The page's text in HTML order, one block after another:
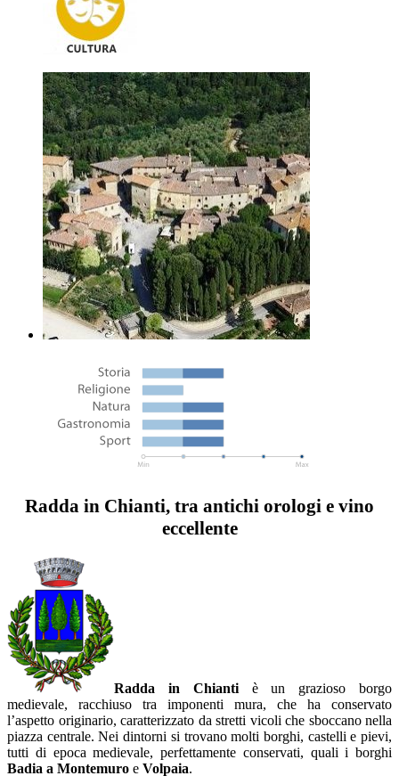
Radda in Chianti, tra antichi orologi e vino
eccellente
Radda in Chiantiè un grazioso borgo
medievale, racchiuso tra imponenti mura, che ha conservato
l’aspetto originario, caratterizzato da stretti vicoli che sboccano nella
piazza centrale. Nei dintorni si trovano molti borghi, castelli e pievi,
tutti di epoca medievale, perfettamente conservati, quali i borghi
Badia a Montemuro e Volpaia.